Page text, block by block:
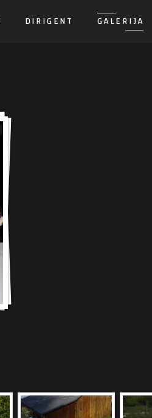
DIRIGENT GALERIJA